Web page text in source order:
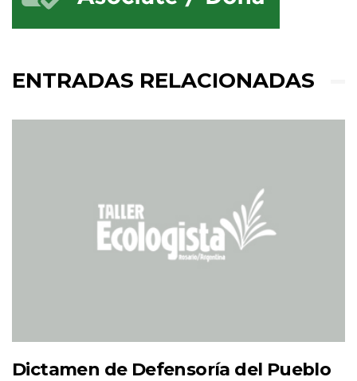
ENTRADAS RELACIONADAS
Dictamen de Defensoría del Pueblo